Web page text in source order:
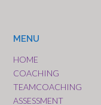
MENU
HOME
COACHING
TEAMCOACHING
ASSESSMENT